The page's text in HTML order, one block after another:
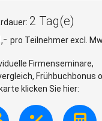
2 Tag(e)
pro Teilnehmer excl.
Firmenseminare,
Frühbuchbonus
klicken Sie hier: